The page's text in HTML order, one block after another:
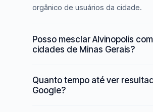
orgânico de usuários da cidade.
Posso mesclar Alvinopolis
cidades de Minas Gerais?
Quanto tempo até ver
Google?